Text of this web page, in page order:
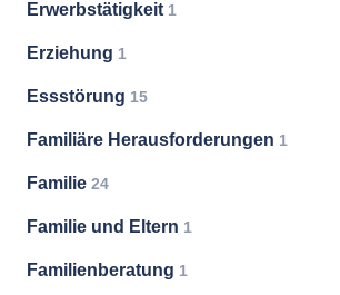
Erwerbstätigkeit 1
Erziehung 1
Essstörung 15
Familiäre Herausforderungen 1
Familie 24
Familie und Eltern 1
Familienberatung 1